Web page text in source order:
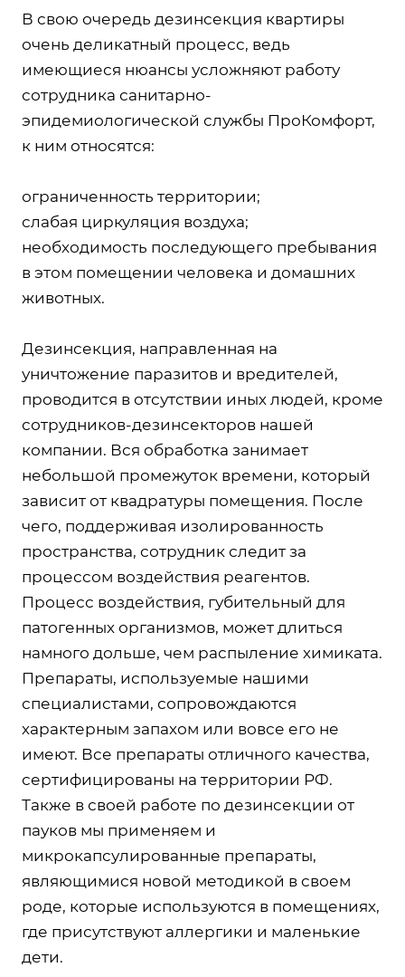
В свою очередь дезинсекция квартиры
очень деликатный процесс, ведь
имеющиеся нюансы усложняют работу
сотрудника санитарно-
эпидемиологической службы ПроКомфорт,
к ним относятся:
ограниченность территории;
слабая циркуляция воздуха;
необходимость последующего пребывания
в этом помещении человека и домашних
животных.
Дезинсекция, направленная на
уничтожение паразитов и вредителей,
проводится в отсутствии иных людей, кроме
сотрудников-дезинсекторов нашей
компании. Вся обработка занимает
небольшой промежуток времени, который
зависит от квадратуры помещения. После
чего, поддерживая изолированность
пространства, сотрудник следит за
процессом воздействия реагентов.
Процесс воздействия, губительный для
патогенных организмов, может длиться
намного дольше, чем распыление химиката.
Препараты, используемые нашими
специалистами, сопровождаются
характерным запахом или вовсе его не
имеют. Все препараты отличного качества,
сертифицированы на территории РФ.
Также в своей работе по дезинсекции от
пауков мы применяем и
микрокапсулированные препараты,
являющимися новой методикой в своем
роде, которые используются в помещениях,
где присутствуют аллергики и маленькие
дети.